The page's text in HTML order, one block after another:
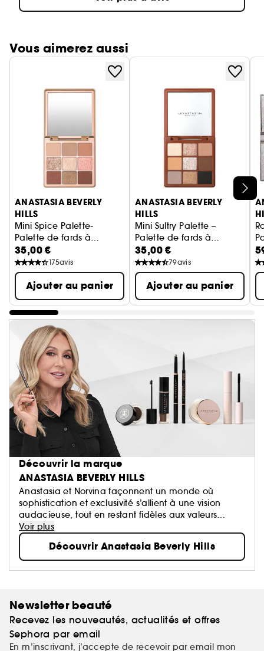
Vous aimerez aussi
Ignorer le carrousel produits
ANASTASIA BEVERLY
HILLS
Mini Spice Palette-
Palette de fards à
paupière
35,00 €
175avis
Ajouter au panier
ANASTASIA BEVERLY
HILLS
Mini Sultry Palette –
Palette de fards à
paupière
35,00 €
79avis
Ajouter au panier
Découvrir la marque
ANASTASIA BEVERLY HILLS
Anastasia et Norvina façonnent un monde où
sophistication et exclusivité s’allient à une vision
audacieuse, tout en restant fidèles aux valeurs
fondamentales d’ABH : indépendance et rébellion
créative. Alors qu’ABH se tourne vers l’avenir, cet état
d’esprit incarne à la fois leur parcours personnel et
l’évolution de la marque en un véritable symbole
d’émancipation et de liberté.
Voir plus
Découvrir Anastasia Beverly Hills
Newsletter beauté
Recevez les nouveautés, actualités et offres
Sephora par email
En m’inscrivant, j’accepte de recevoir par email mon